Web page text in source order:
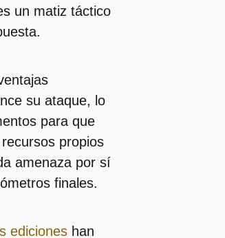
un matiz táctico
su ataque, lo
para que
propios
amenaza por sí
finales.
ediciones han